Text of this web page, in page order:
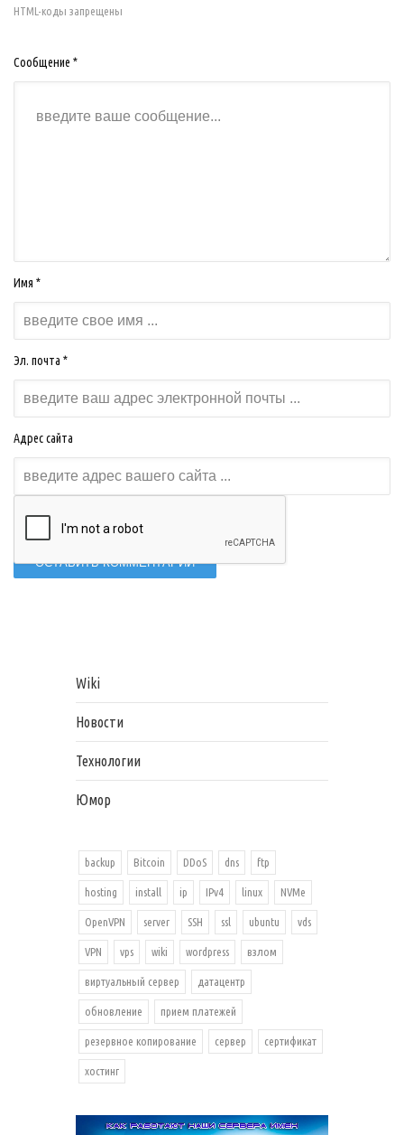
HTML-коды запрещены
Сообщение *
Имя *
Эл. почта *
Адрес сайта
Wiki
Новости
Технологии
Юмор
backup Bitcoin DDoS dns ftp
hosting install ip IPv4 linux NVMe
OpenVPN server SSH ssl ubuntu vds
VPN vps wiki wordpress взлом
виртуальный сервер датацентр
обновление прием платежей
резервное копирование сервер сертификат
хостинг